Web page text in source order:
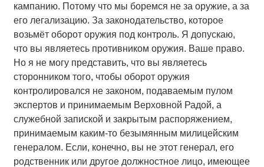
кампанию. Потому что мы боремся не за оружие, а за
его легализацию. За законодательство, которое
возьмёт оборот оружия под контроль. Я допускаю,
что вы являетесь противником оружия. Ваше право.
Но я не могу представить, что вы являетесь
сторонником того, чтобы оборот оружия
контролировался не законом, подаваемым пулом
экспертов и принимаемым Верховной Радой, а
служебной запиской и закрытым распоряжением,
принимаемым каким-то безымянным милицейским
генералом. Если, конечно, вы не этот генерал, его
родственник или другое должностное лицо, имеющее